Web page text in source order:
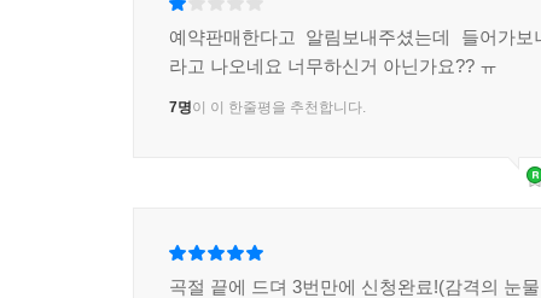
예약판매한다고 알림보내주셨는데 들어가보
라고 나오네요 너무하신거 아닌가요?? ㅠ
7명이 이 한줄평을 추천합니다.
곡절 끝에 드뎌 3번만에 신청완료!(감격의 눈